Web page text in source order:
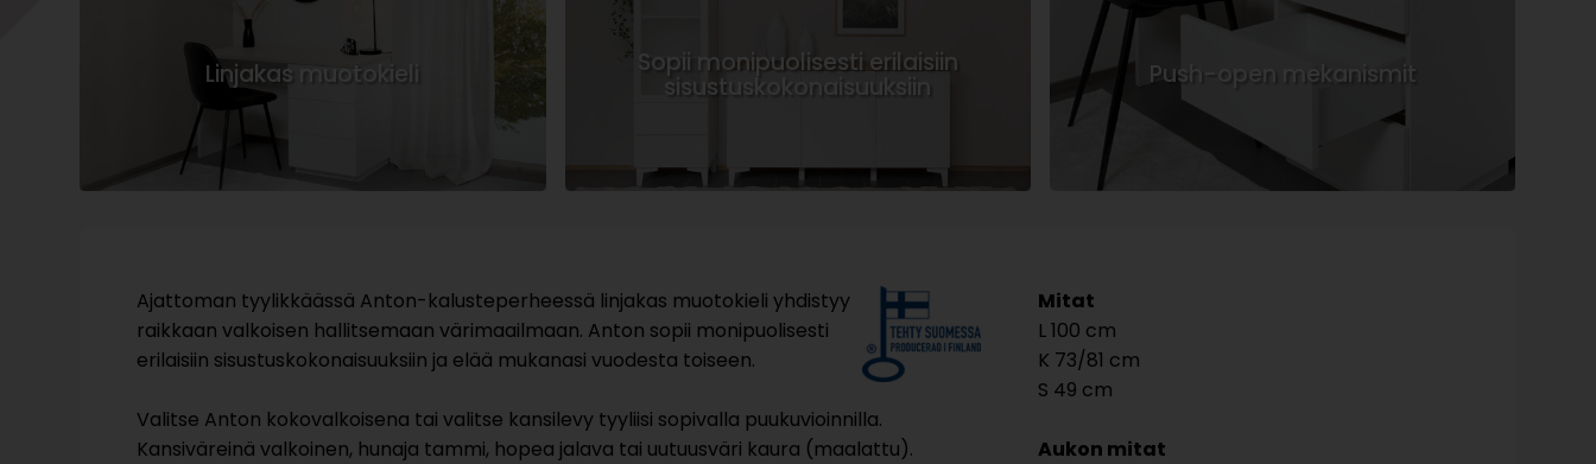
Linjakas muotokieli Sopii monipuolisesti erilaisiin
sisustuskokonaisuuksiin Push-open mekanismit
Ajattoman tyylikkäässä Anton-kalusteperheessä linjakas muotokieli yhdistyy
raikkaan valkoisen hallitsemaan värimaailmaan. Anton sopii monipuolisesti
erilaisiin sisustuskokonaisuuksiin ja elää mukanasi vuodesta toiseen.
Valitse Anton kokovalkoisena tai valitse kansilevy tyyliisi sopivalla puukuvioinnilla.
Kansiväreinä valkoinen, hunaja tammi, hopea jalava tai uutuusväri kaura (maalattu).
Mitat
100
73/81
49
Aukon mitat